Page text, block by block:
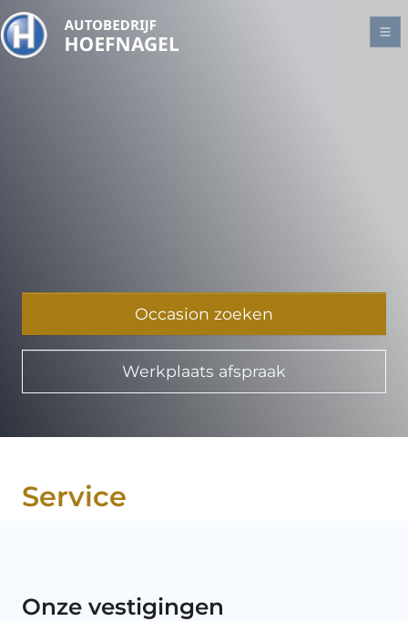
Occasion zoeken
Werkplaats afspraak
Service
Onze vestigingen